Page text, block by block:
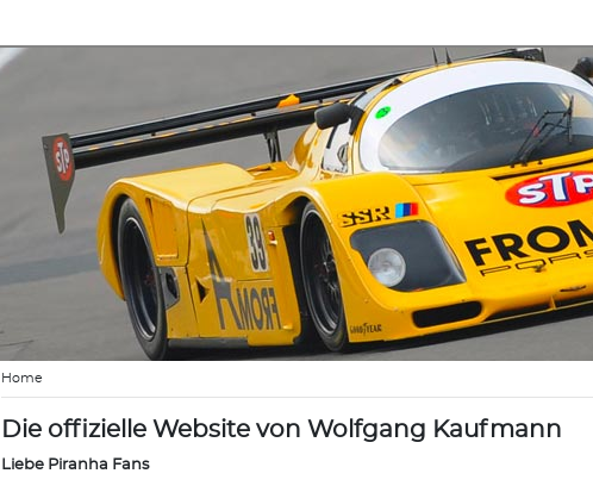
Home
Die offizielle Website von Wolfgang Kaufmann
Liebe Piranha Fans